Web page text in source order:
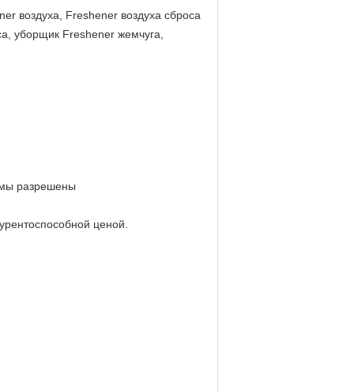
воздуха, Freshener воздуха сброса
уборщик Freshener жемчуга,
разрешены
ценой.